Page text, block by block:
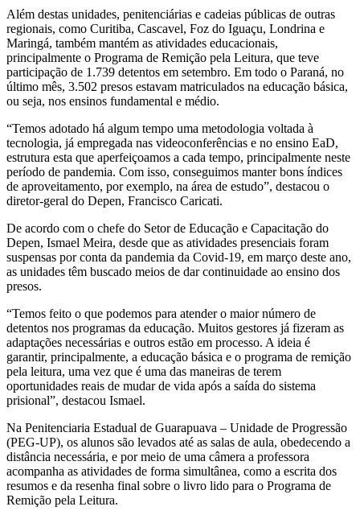
Além destas unidades, penitenciárias e cadeias públicas de outras
regionais, como Curitiba, Cascavel, Foz do Iguaçu, Londrina e
Maringá, também mantém as atividades educacionais,
principalmente o Programa de Remição pela Leitura, que teve
participação de 1.739 detentos em setembro. Em todo o Paraná, no
último mês, 3.502 presos estavam matriculados na educação básica,
ou seja, nos ensinos fundamental e médio.
“Temos adotado há algum tempo uma metodologia voltada à
tecnologia, já empregada nas videoconferências e no ensino EaD,
estrutura esta que aperfeiçoamos a cada tempo, principalmente neste
período de pandemia. Com isso, conseguimos manter bons índices
de aproveitamento, por exemplo, na área de estudo”, destacou o
diretor-geral do Depen, Francisco Caricati.
De acordo com o chefe do Setor de Educação e Capacitação do
Depen, Ismael Meira, desde que as atividades presenciais foram
suspensas por conta da pandemia da Covid-19, em março deste ano,
as unidades têm buscado meios de dar continuidade ao ensino dos
presos.
“Temos feito o que podemos para atender o maior número de
detentos nos programas da educação. Muitos gestores já fizeram as
adaptações necessárias e outros estão em processo. A ideia é
garantir, principalmente, a educação básica e o programa de remição
pela leitura, uma vez que é uma das maneiras de terem
oportunidades reais de mudar de vida após a saída do sistema
prisional”, destacou Ismael.
Na Penitenciaria Estadual de Guarapuava – Unidade de Progressão
(PEG-UP), os alunos são levados até as salas de aula, obedecendo a
distância necessária, e por meio de uma câmera a professora
acompanha as atividades de forma simultânea, como a escrita dos
resumos e da resenha final sobre o livro lido para o Programa de
Remição pela Leitura.